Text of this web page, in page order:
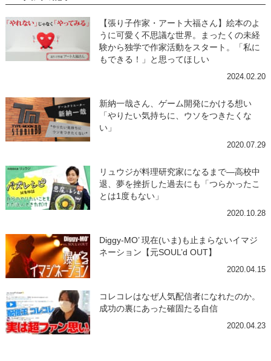
【張り子作家・アート大福さん】絵本のよ
うに可愛く不思議な世界。まったくの未経
験から独学で作家活動をスタート。「私に
もできる！」と思ってほしい
2024.02.20
新納一哉さん、ゲーム開発にかける想い
「やりたい気持ちに、ウソをつきたくな
い」
2020.07.29
リュウジが料理研究家になるまで―高校中
退、夢を挫折した過去にも「つらかったこ
とは1度もない」
2020.10.28
Diggy-MO’ 現在(いま)も止まらないイマジ
ネーション【元SOUL’d OUT】
2020.04.15
コレコレはなぜ人気配信者になれたのか。
成功の裏にあった確固たる自信
2020.04.23